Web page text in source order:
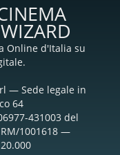
Online d'Italia su
— Sede legale in
64
431003 del
1001618 —